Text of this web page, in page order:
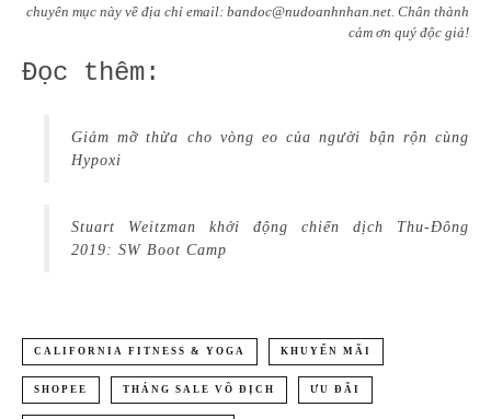
chuyên mục này về địa chỉ email: bandoc@nudoanhnhan.net Chân thành
cảm ơn quý độc giả!
Đọc thêm:
Giảm mỡ thừa cho vòng eo của người bận rộn cùng
Hypoxi
Stuart Weitzman khởi động chiến dịch Thu-Đông
2019: SW Boot Camp
CALIFORNIA FITNESS & YOGA KHUYẾN MÃI
SHOPEE THÁNG SALE VÔ ĐỊCH ƯU ĐÃI